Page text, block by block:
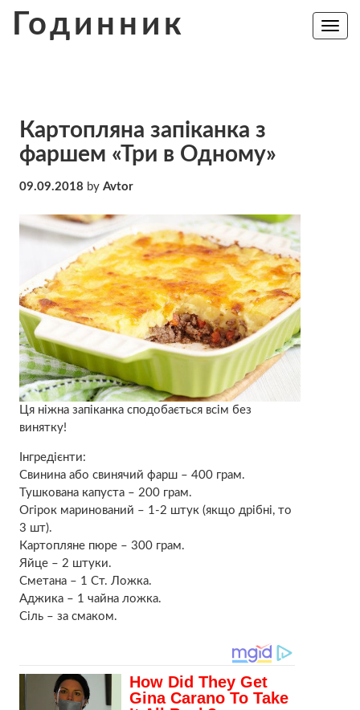
Годинник
Toggle
Картопляна запіканка з
фаршем «Три в Одному»
09.09.2018 by Avtor
Ця ніжна запіканка сподобається всім без
винятку!
Інгредієнти:
Свинина або свинячий фарш – 400 грам.
Тушкована капуста – 200 грам.
Огірок маринований – 1-2 штук (якщо дрібні, то
3 шт).
Картопляне пюре – 300 грам.
Яйце – 2 штуки.
Сметана – 1 Ст. Ложка.
Аджика – 1 чайна ложка.
Сіль – за смаком.